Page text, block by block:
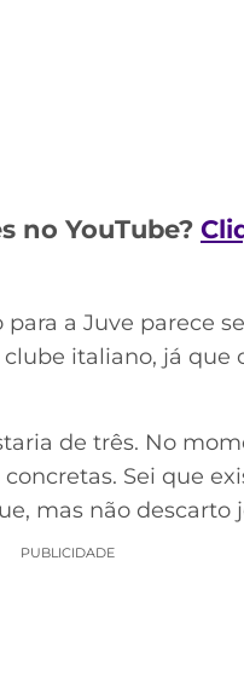
no YouTube?
a Juve parece
italiano, já
de três. No
Sei que
mas não descarto
PUBLICIDADE